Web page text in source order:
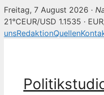
Freitag, 7 August 2026 ·
21°CEUR/USD 1.1535 ·
unsRedaktionQuellen